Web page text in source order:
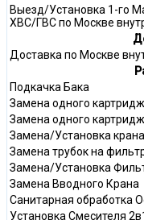
Выезд/Установка 1-го
ХВС/ГВС по Москве
Доставка по Москве
Подкачка Бака
Замена одного
Замена одного
Замена/Установка
Замена трубок на
Замена/Установка
Замена Вводного Крана
Санитарная обработка
Установка Смесителя